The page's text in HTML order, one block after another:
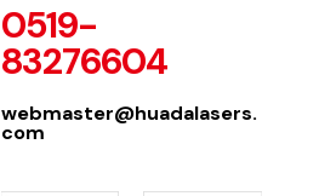
0519-
83276604
webmaster@huadalasers.
com